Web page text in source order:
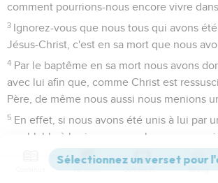
comment pourrions-nous encore vivre
3 Ignorez-vous que nous tous qui avons
Jésus-Christ, c'est en sa mort que nous
4 Par le baptême en sa mort nous avons
avec lui afin que, comme Christ est
Père, de même nous aussi nous menions
5 En effet, si nous avons été unis à lui par
semblable à la sienne, nous le serons aussi
résurrection semblable à la sienne.
Nous savons que notre vieil homme a été
Versions Commentaires Strong